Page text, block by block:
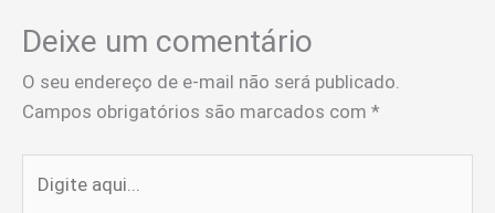
Deixe um comentário
O seu endereço de e-mail não será publicado.
Campos obrigatórios são marcados com *
aqui...